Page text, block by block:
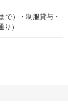
で）・制服貸与・
）